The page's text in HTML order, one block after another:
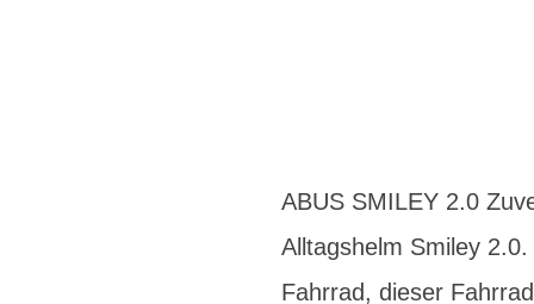
ABUS SMILEY 2.0
Alltagshelm Smiley
Fahrrad, dieser